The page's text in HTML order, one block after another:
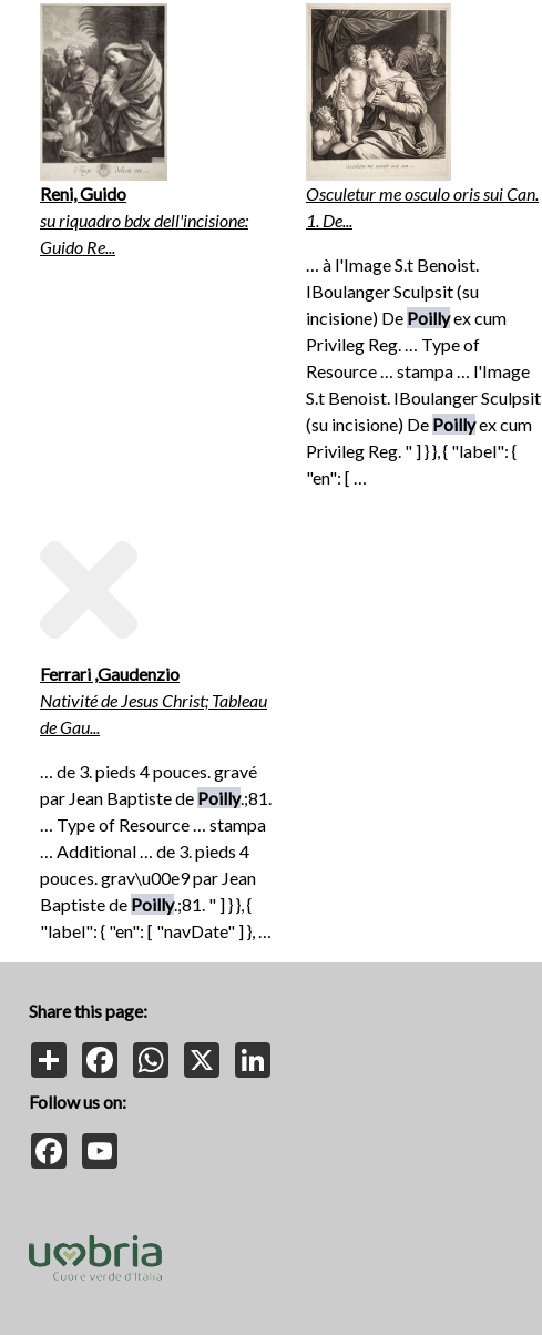
Reni, Guido
su riquadro bdx dell'incisione:
Guido Re...
Osculetur me osculo oris sui Can.
1. De...
… à l'Image S.t Benoist.
IBoulanger Sculpsit (su
incisione) De Poillyex cum
Privileg Reg. … Type of
Resource … stampa … l'Image
S.t Benoist. IBoulanger Sculpsit
(su incisione) De Poillyex cum
Privileg Reg. " ] } }, { "label": {
"en": [ …
Ferrari ,Gaudenzio
Nativité de Jesus Christ; Tableau
de Gau...
… de 3. pieds 4 pouces. gravé
par Jean Baptiste de Poilly.;81.
… Type of Resource … stampa
… Additional … de 3. pieds 4
pouces. grav\u00e9 par Jean
Baptiste de Poilly.;81. " ] } }, {
"label": { "en": [ "navDate" ] }, …
Share this page:
Share
FacebookWhatsApp
Follow us on:
Facebook